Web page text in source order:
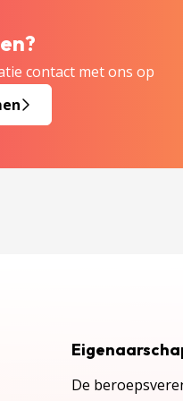
contact met ons op
De